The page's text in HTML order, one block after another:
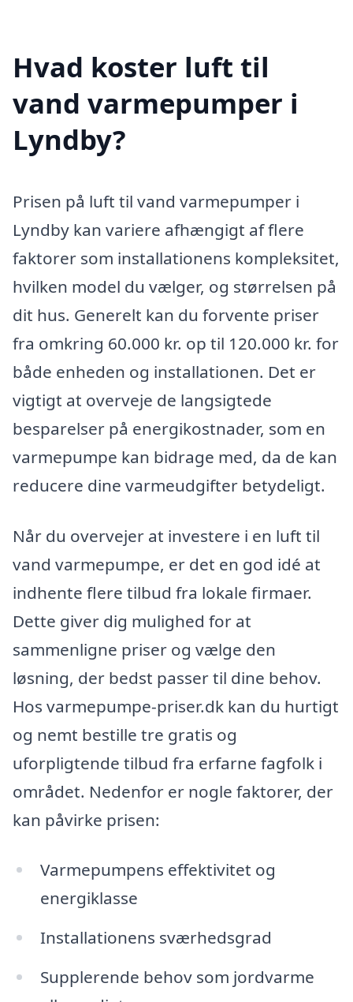
Hvad koster luft til
vand varmepumper i
Lyndby?
Prisen på luft til vand varmepumper i
Lyndby kan variere afhængigt af flere
faktorer som installationens kompleksitet,
hvilken model du vælger, og størrelsen på
dit hus. Generelt kan du forvente priser
fra omkring 60.000 kr. op til 120.000 kr. for
både enheden og installationen. Det er
vigtigt at overveje de langsigtede
besparelser på energikostnader, som en
varmepumpe kan bidrage med, da de kan
reducere dine varmeudgifter betydeligt.
Når du overvejer at investere i en luft til
vand varmepumpe, er det en god idé at
indhente flere tilbud fra lokale firmaer.
Dette giver dig mulighed for at
sammenligne priser og vælge den
løsning, der bedst passer til dine behov.
Hos varmepumpe-priser.dk kan du hurtigt
og nemt bestille tre gratis og
uforpligtende tilbud fra erfarne fagfolk i
området. Nedenfor er nogle faktorer, der
kan påvirke prisen:
Varmepumpens effektivitet og
energiklasse
Installationens sværhedsgrad
Supplerende behov som jordvarme